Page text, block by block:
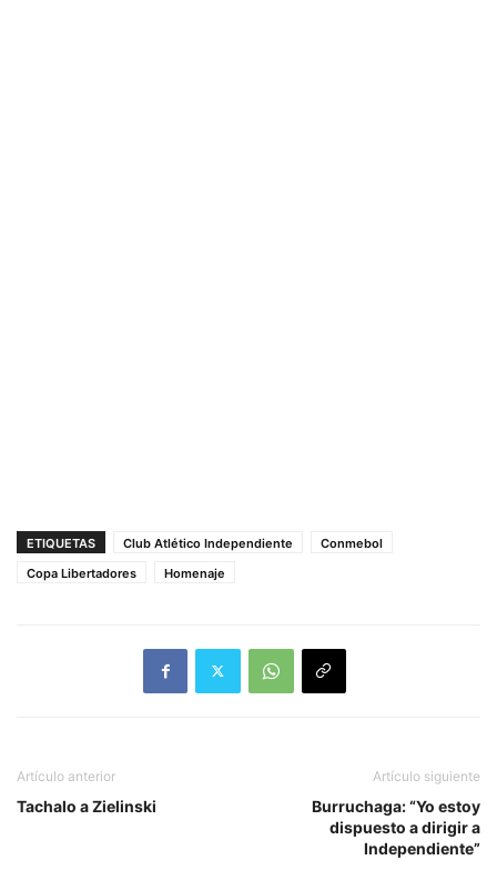
ETIQUETAS Club Atlético Independiente
Conmebol
Copa Libertadores
Homenaje
Artículo anterior
Tachalo a Zielinski
Artículo siguiente
Burruchaga: “Yo estoy
dispuesto a dirigir a
Independiente”